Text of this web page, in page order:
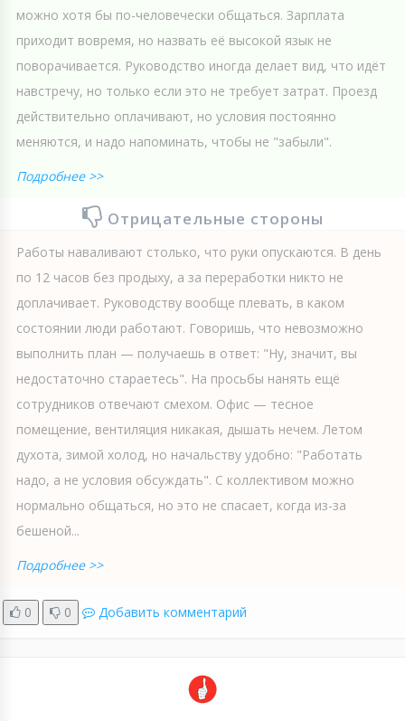
можно хотя бы по-человечески общаться. Зарплата
приходит вовремя, но назвать её высокой язык не
поворачивается. Руководство иногда делает вид, что идёт
навстречу, но только если это не требует затрат. Проезд
действительно оплачивают, но условия постоянно
меняются, и надо напоминать, чтобы не "забыли".
Подробнее >>
Отрицательные стороны
Работы наваливают столько, что руки опускаются. В день
по 12 часов без продыху, а за переработки никто не
доплачивает. Руководству вообще плевать, в каком
состоянии люди работают. Говоришь, что невозможно
выполнить план — получаешь в ответ: "Ну, значит, вы
недостаточно стараетесь". На просьбы нанять ещё
сотрудников отвечают смехом. Офис — тесное
помещение, вентиляция никакая, дышать нечем. Летом
духота, зимой холод, но начальству удобно: "Работать
надо, а не условия обсуждать". С коллективом можно
нормально общаться, но это не спасает, когда из-за
бешеной...
Подробнее >>
0 0 Добавить комментарий